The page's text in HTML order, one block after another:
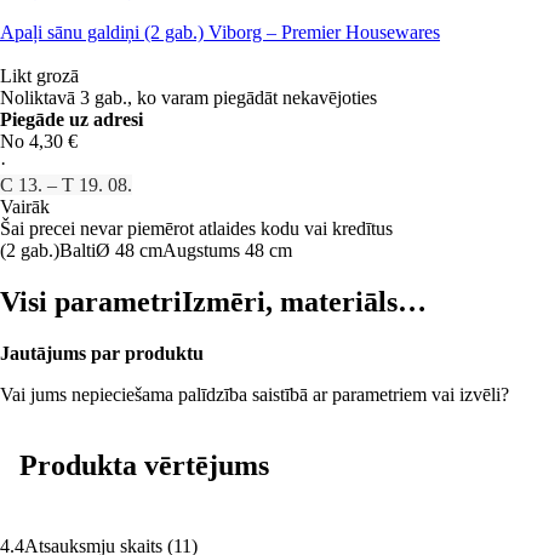
Apaļi sānu galdiņi (2 gab.) Viborg – Premier Housewares
Likt grozā
Noliktavā 3 gab., ko varam piegādāt nekavējoties
Piegāde uz adresi
No 4,30 €
·
C 13. – T 19. 08.
Vairāk
Šai precei nevar piemērot atlaides kodu vai kredītus
(2 gab.)BaltiØ 48 cmAugstums 48 cm
Visi parametriIzmēri, materiāls…
Jautājums par produktu
Vai jums nepieciešama palīdzība saistībā ar parametriem vai izvēli?
Produkta vērtējums
4.4Atsauksmju skaits (11)